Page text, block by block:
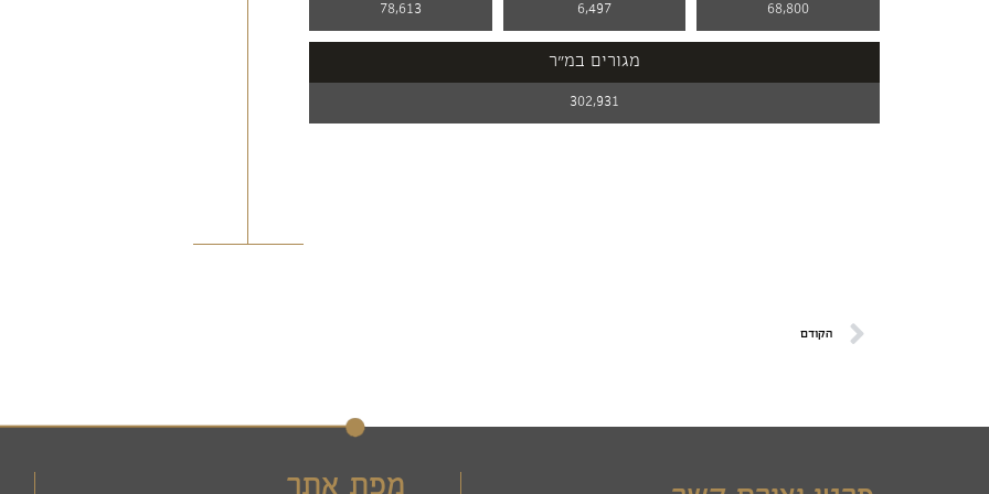
68,800
6,497
78,613
מגורים במ"ר
302,931
הקודם